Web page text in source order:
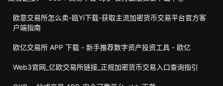
欧意交易所怎么卖-瓯Yi下载-获取主流加密货币交易平台官方客
户端指南
欧亿交易所 APP 下载 - 新手推荐数字资产投资工具 - 欧亿
Web3官网_亿欧交易所链接_正规加密货币交易入口查询指引